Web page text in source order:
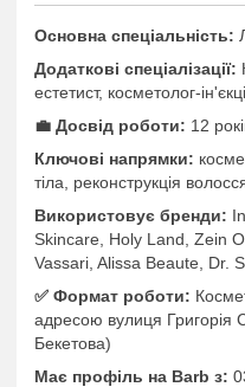
Основна спеціальність:
Додаткові спеціалізації:
естетист, косметолог-
💼 Досвід роботи: 12
Ключові напрямки:
тіла, реконструкція
Використовує бренди:
Skincare, Holy Land, Zein
Vassari, Alissa Beaute, Dr.
✅️ Формат роботи:
адресою вулиця Григорія
Бекетова)
Має профіль на Barb з: